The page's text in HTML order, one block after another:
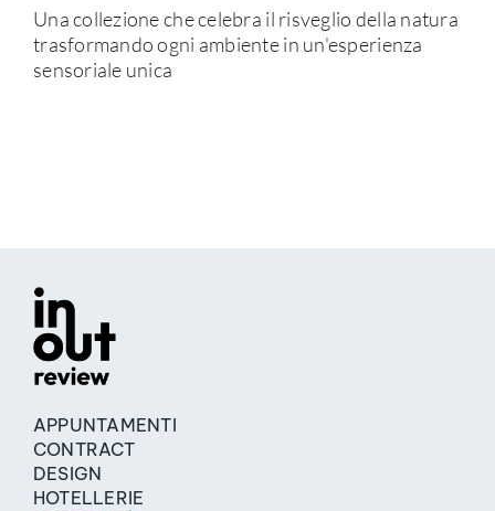
Una collezione che celebra il risveglio della natura
trasformando ogni ambiente in un'esperienza
sensoriale unica
APPUNTAMENTI
CONTRACT
DESIGN
HOTELLERIE